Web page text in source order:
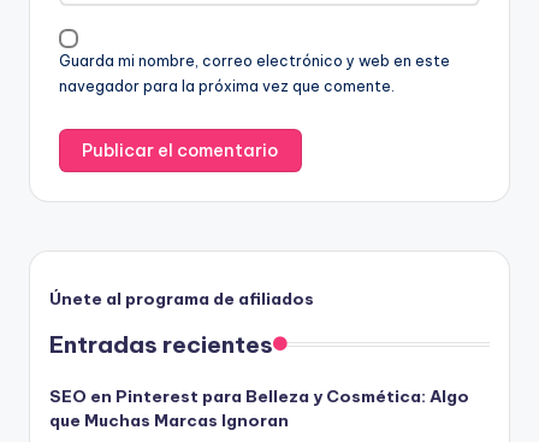
Guarda mi nombre, correo electrónico y web en este
navegador para la próxima vez que comente.
Únete al programa de afiliados
Entradas recientes
SEO en Pinterest para Belleza y Cosmética: Algo
que Muchas Marcas Ignoran